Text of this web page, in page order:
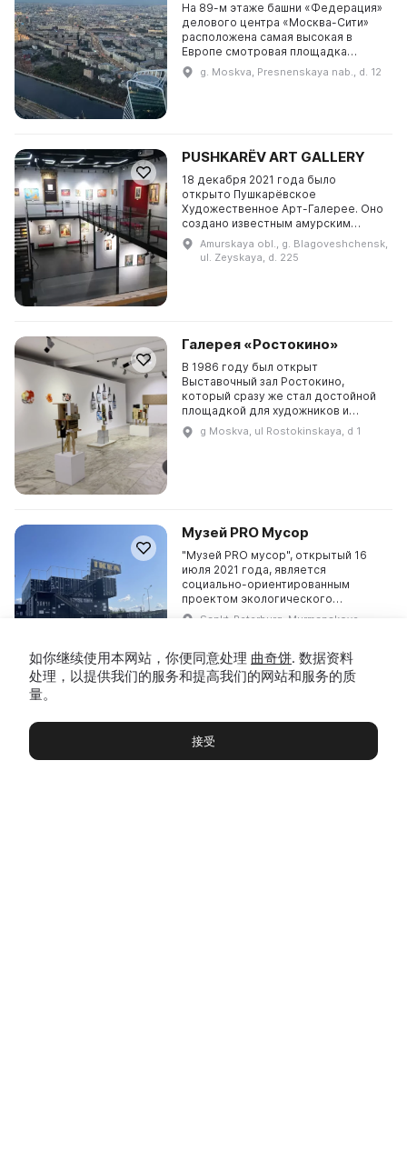
На 89-м этаже башни «Федерация»
делового центра «Москва-Сити»
расположена самая высокая в
Европе смотровая площадка
Panorama 360, входящая в
Международную федерацию
g. Moskva, Presnenskaya nab., d. 12
PUSHKARЁV ART GALLERY
18 декабря 2021 года было
открыто Пушкарёвское
Художественное Арт-Галерее. Оно
создано известным амурским
врачом, предпринимателем,
филантропом и коллекционером
Евгением Владимировичем
Amurskaya obl., g. Blagoveshchensk,
ul. Zeyskaya, d. 225
Галерея «Ростокино»
В 1986 году был открыт
Выставочный зал Ростокино,
который сразу же стал достойной
площадкой для художников и
местом для любителей искусства. В
2014-2021 годах здесь работал
g Moskva, ul Rostokinskaya, d 1
Музей PRO Мусор
"Музей PRO мусор", открытый 16
июля 2021 года, является
социально-ориентированным
проектом экологического
консалтинга "Синергия +". Миссия
эффективного...
Sankt-Peterburg, Murmanskoye
Галерея «Марис-арт»
Галерея «Марис-арт» – это самая
старая частная галерея Пермского
博物馆 展览及展览 Чаты Вы
如你继续使用本网站，你便同意处理 曲奇饼. 数据资料
处理，以提供我们的服务和提高我们的网站和服务的质
量。
接受